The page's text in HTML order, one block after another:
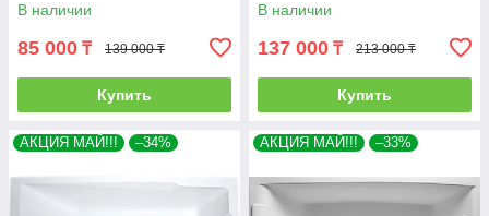
В наличии
85 000 ₸ 139 000 ₸
Купить
В наличии
137 000 ₸ 213 000 ₸
Купить
АКЦИЯ МАЙ!!! –34% АКЦИЯ МАЙ!!! –33%